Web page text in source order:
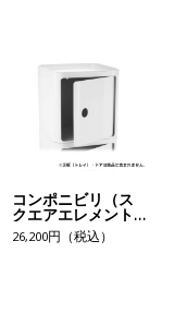
コンポニビリ（ス
クエアエレメント
H）
26,200円（税込）